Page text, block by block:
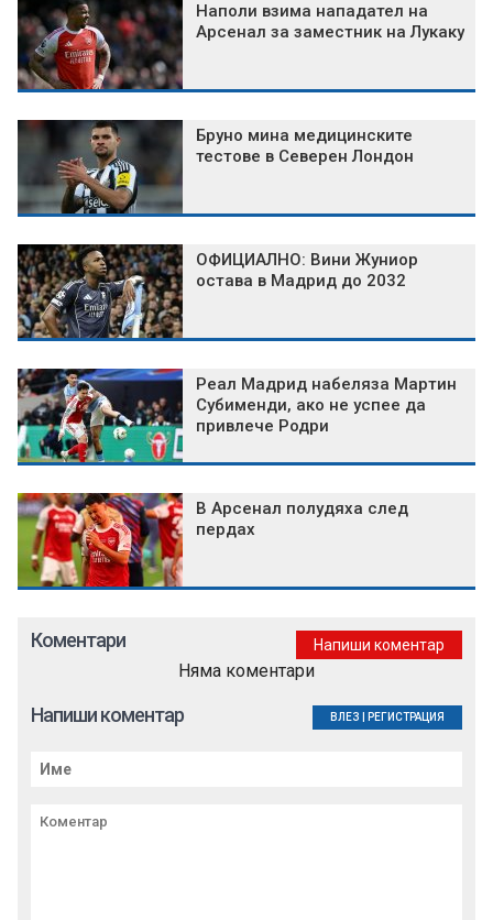
Наполи взима нападател на
Арсенал за заместник на Лукаку
Бруно мина медицинските
тестове в Северен Лондон
ОФИЦИАЛНО: Вини Жуниор
остава в Мадрид до 2032
Реал Мадрид набеляза Мартин
Субименди, ако не успее да
привлече Родри
В Арсенал полудяха след
пердах
Коментари Напиши коментар
Няма коментари
Напиши коментар ВЛЕЗ РЕГИСТРАЦИЯ